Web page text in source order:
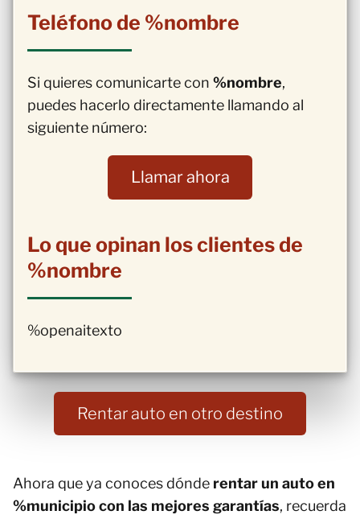
Teléfono de %nombre
Si quieres comunicarte con %nombre,
puedes hacerlo directamente llamando al
siguiente número:
Llamar ahora
Lo que opinan los clientes de
%nombre
%openaitexto
Rentar auto en otro destino
Ahora que ya conoces dónde rentar un auto en
%municipio con las mejores garantías, recuerda